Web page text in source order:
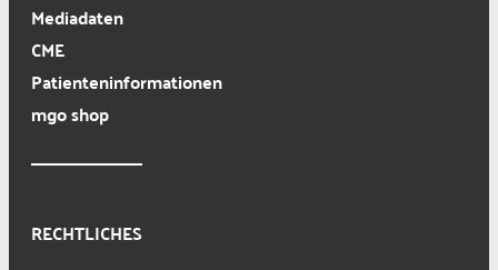
Mediadaten
CME
Patienteninformationen
mgo shop
RECHTLICHES